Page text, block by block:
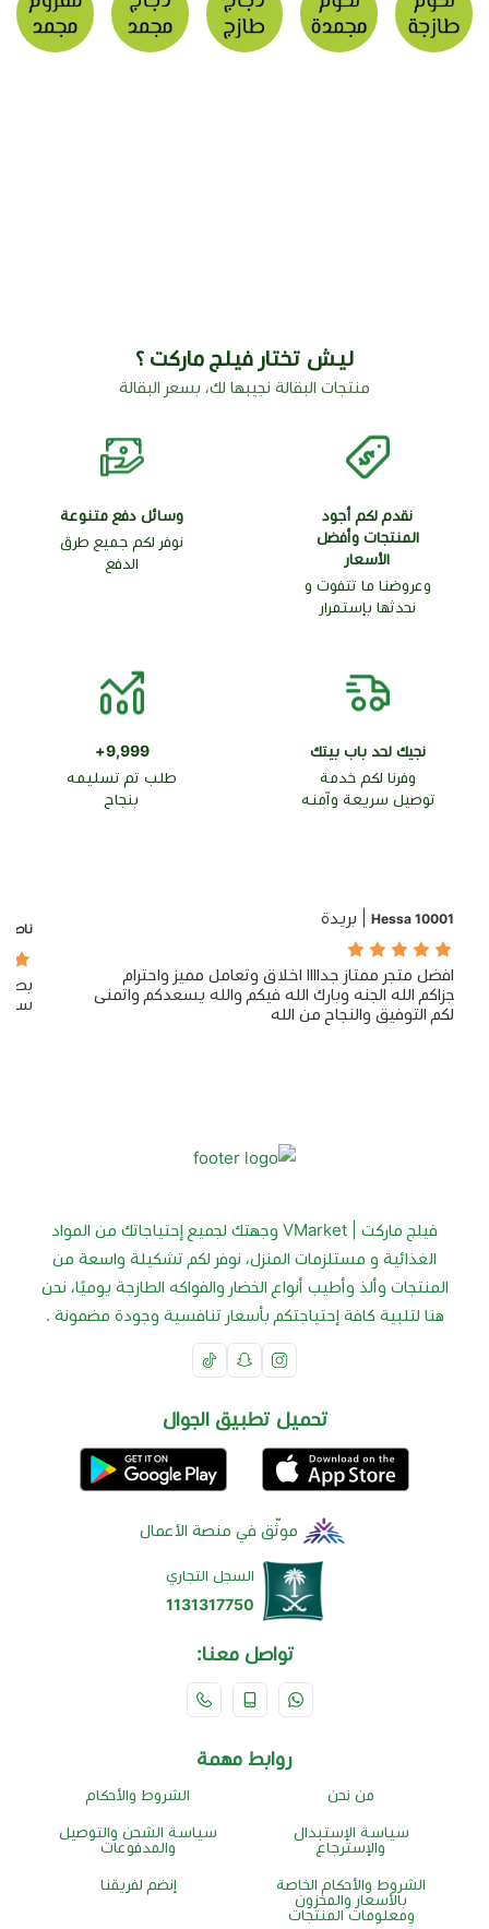
ليش تختار فيلج ماركت ؟
منتجات البقالة نجيبها لك، بسعر البقالة
نقدم لكم أجود
المنتجات وأفضل
الأسعار
وعروضنا ما تتفوت و
نحدثها بإستمرار
وسائل دفع متنوعة
نوفر لكم جميع طرق
الدفع
نجيك لحد باب بيتك
وفرنا لكم خدمة
توصيل سريعة وآمنه
9,999+
طلب تم تسليمه
بنجاح
10001 Hessa | بريدة
افضل متجر ممتاز جداااا اخلاق وتعامل مميز واحترام
جزاكم الله الجنه وبارك الله فيكم والله يسعدكم واتمنى
لكم التوفيق والنجاح من الله
ناصر
فيلج ماركت | VMarket وجهتك لجميع إحتياجاتك من المواد
الغذائية و مستلزمات المنزل، نوفر لكم تشكيلة واسعة من
المنتجات وألذ وأطيب أنواع الخضار والفواكه الطازجة يوميًا، نحن
هنا لتلبية كافة إحتياجتكم بأسعار تنافسية وجودة مضمونة .
تحميل تطبيق الجوال
موثّق في منصة الأعمال
السجل التجاري
1131317750
تواصل معنا:
روابط مهمة
من نحن الشروط والأحكام
سياسة الإستبدال
والإسترجاع
سياسة الشحن والتوصيل
والمدفوعات
الشروط والأحكام الخاصة
بالأسعار والمخزون
ومعلومات المنتجات
إنضم لفريقنا